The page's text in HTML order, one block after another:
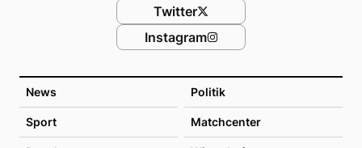
News Politik
Sport Matchcenter
Twitter
Instagram